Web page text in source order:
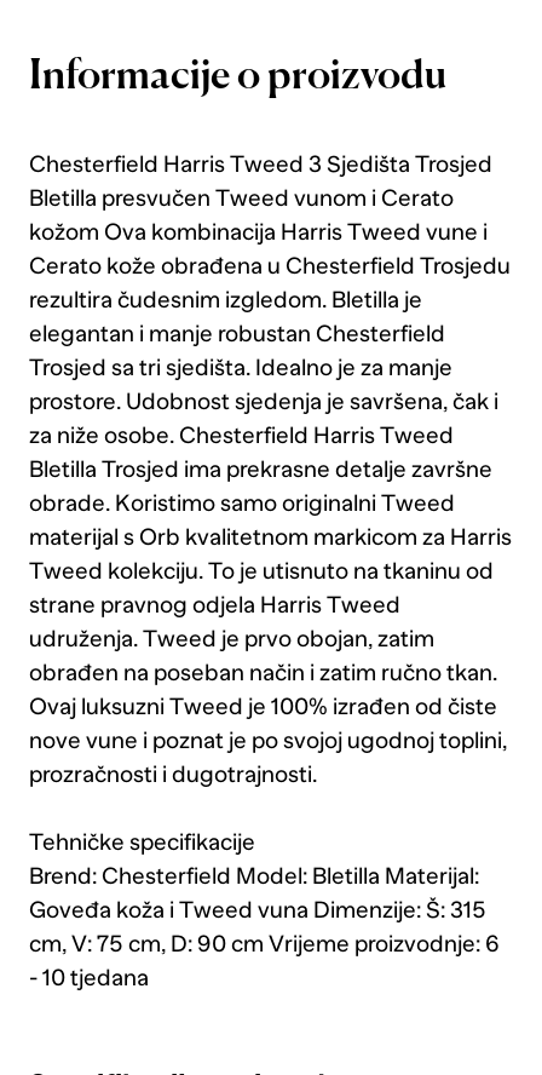
Informacije o proizvodu
Chesterfield Harris Tweed 3 Sjedišta Trosjed
Bletilla presvučen Tweed vunom i Cerato
kožom Ova kombinacija Harris Tweed vune i
Cerato kože obrađena u Chesterfield Trosjedu
rezultira čudesnim izgledom. Bletilla je
elegantan i manje robustan Chesterfield
Trosjed sa tri sjedišta. Idealno je za manje
prostore. Udobnost sjedenja je savršena, čak i
za niže osobe. Chesterfield Harris Tweed
Bletilla Trosjed ima prekrasne detalje završne
obrade. Koristimo samo originalni Tweed
materijal s Orb kvalitetnom markicom za Harris
Tweed kolekciju. To je utisnuto na tkaninu od
strane pravnog odjela Harris Tweed
udruženja. Tweed je prvo obojan, zatim
obrađen na poseban način i zatim ručno tkan.
Ovaj luksuzni Tweed je 100% izrađen od čiste
nove vune i poznat je po svojoj ugodnoj toplini,
prozračnosti i dugotrajnosti.
Tehničke specifikacije
Brend: Chesterfield Model: Bletilla Materijal:
Goveđa koža i Tweed vuna Dimenzije: Š: 315
cm, V: 75 cm, D: 90 cm Vrijeme proizvodnje: 6
- 10 tjedana